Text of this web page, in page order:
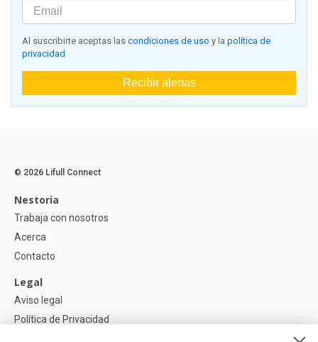
Al suscribirte aceptas las condiciones de uso y la política de
privacidad
Recibir alertas
© 2026 Lifull Connect
Nestoria
Trabaja con nosotros
Acerca
Contacto
Legal
Aviso legal
Política de Privacidad